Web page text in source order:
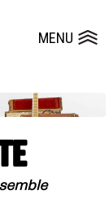
MENU
Salles